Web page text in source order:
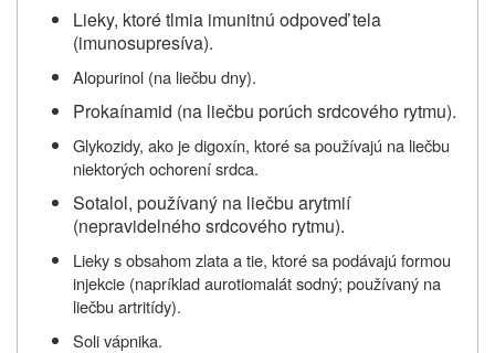
Lieky, ktoré tlmia imunitnú odpoveď tela
(imunosupresíva).
Alopurinol (na liečbu dny).
Prokaínamid (na liečbu porúch srdcového rytmu).
Glykozidy, ako je digoxín, ktoré sa používajú na liečbu
niektorých ochorení srdca.
Sotalol, používaný na liečbu arytmií
(nepravidelného srdcového rytmu).
Liekys obsahom zlata a tie, ktoré sa podávajú formou
injekcie (napríklad aurotiomalát sodný; používaný na
liečbu artritídy).
Soli vápnika.